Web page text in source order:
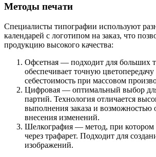
Методы печати
Специалисты типографии используют
календарей с логотипом на заказ, что
продукцию высокого качества:
Офсетная — подходит для больших
обеспечивает точную
себестоимость при массовом
Цифровая — оптимальный выбор
партий. Технология отличается
выполнения заказа и возможностью
внесения изменений.
Шелкография — метод, при котором
через трафарет. Подходит для
изображений.